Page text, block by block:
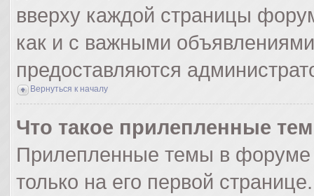
вверху каждой страницы
как и с важными
предоставляются
Вернуться к началу
Что такое прилепленные
Прилепленные темы в форуме
только на его первой